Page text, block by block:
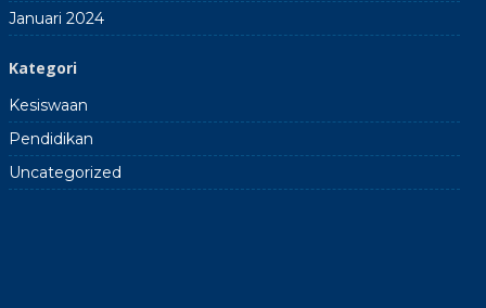
Januari 2024
Kategori
Kesiswaan
Pendidikan
Uncategorized